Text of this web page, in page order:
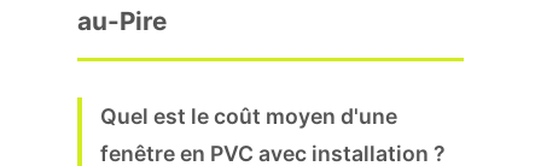
au-Pire
Quel est le coût moyen d'une
fenêtre en PVC avec installation ?